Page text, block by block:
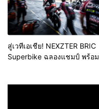
สู่เวทีเอเชีย! NEXZTER BRIC
Superbike ฉลองแชมป์ พร้อม